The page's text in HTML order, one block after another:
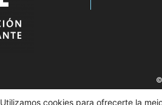
Utilizamos cookies para ofrecerte la